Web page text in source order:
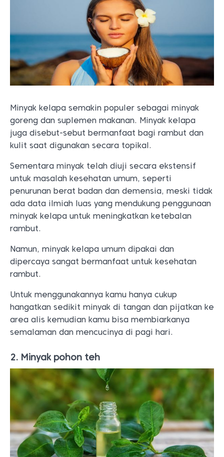
Minyak kelapa semakin populer sebagai minyak
goreng dan suplemen makanan. Minyak kelapa
juga disebut-sebut bermanfaat bagi rambut dan
kulit saat digunakan secara topikal.
Sementara minyak telah diuji secara ekstensif
untuk masalah kesehatan umum, seperti
penurunan berat badan dan demensia, meski tidak
ada data ilmiah luas yang mendukung penggunaan
minyak kelapa untuk meningkatkan ketebalan
rambut.
Namun, minyak kelapa umum dipakai dan
dipercaya sangat bermanfaat untuk kesehatan
rambut.
Untuk menggunakannya kamu hanya cukup
hangatkan sedikit minyak di tangan dan pijatkan ke
area alis kemudian kamu bisa membiarkanya
semalaman dan mencucinya di pagi hari.
2. Minyak pohon teh